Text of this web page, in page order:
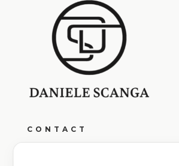
CONTACT